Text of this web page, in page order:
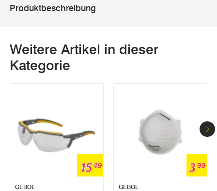
Produktbeschreibung
Weitere Artikel in dieser
Kategorie
1549
GEBOL
399
GEBOL